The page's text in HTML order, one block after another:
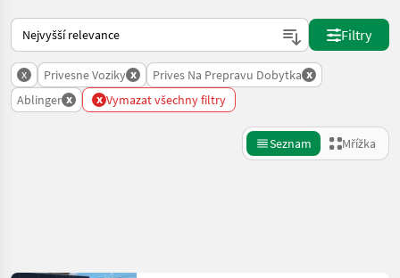
Takto se řadí nabídky na Landwirt.com
Filtry
x Privesne Voziky x Prives Na Prepravu Dobytka x
Ablinger x x Vymazat všechny filtry
Seznam Mřížka